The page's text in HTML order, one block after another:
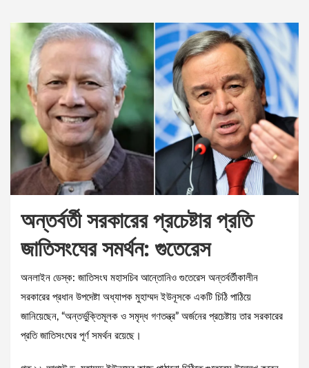
অন্তর্বর্তী সরকারের প্রচেষ্টার প্রতি
জাতিসংঘের সমর্থন: গুতেরেস
অনলাইন ডেস্ক: জাতিসংঘ মহাসচিব আন্তোনিও গুতেরেস অন্তর্বর্তীকালীন
সরকারের প্রধান উপদেষ্টা অধ্যাপক মুহাম্মদ ইউনূসকে একটি চিঠি পাঠিয়ে
জানিয়েছেন, “অন্তর্ভুক্তিমূলক ও সমৃদ্ধ গণতন্ত্র” অর্জনের প্রচেষ্টায় তার সরকারের
প্রতি জাতিসংঘের পূর্ণ সমর্থন রয়েছে।